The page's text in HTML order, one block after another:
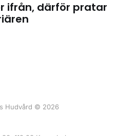
ifrån, därför pratar
Hudvård © 2026